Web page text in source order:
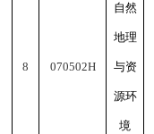
8 070502H
自然
地理
与资
源环
境